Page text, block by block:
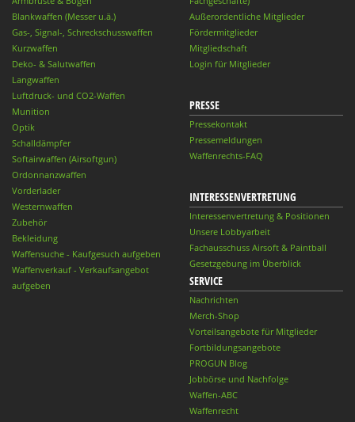
Blankwaffen (Messer u.ä.)
Gas-, Signal-, Schreckschusswaffen
Kurzwaffen
Deko- & Salutwaffen
Langwaffen
Luftdruck- und CO2-Waffen
Munition
Optik
Schalldämpfer
Softairwaffen (Airsoftgun)
Ordonnanzwaffen
Vorderlader
Westernwaffen
Zubehör
Bekleidung
Waffensuche - Kaufgesuch aufgeben
Waffenverkauf - Verkaufsangebot
aufgeben
Außerordentliche Mitglieder
Fördermitglieder
Mitgliedschaft
Login für Mitglieder
PRESSE
Pressekontakt
Pressemeldungen
Waffenrechts-FAQ
INTERESSENVERTRETUNG
Interessenvertretung & Positionen
Unsere Lobbyarbeit
Fachausschuss Airsoft & Paintball
Gesetzgebung im Überblick
SERVICE
Nachrichten
Merch-Shop
Vorteilsangebote für Mitglieder
Fortbildungsangebote
PROGUN Blog
Jobbörse und Nachfolge
Waffen-ABC
Waffenrecht